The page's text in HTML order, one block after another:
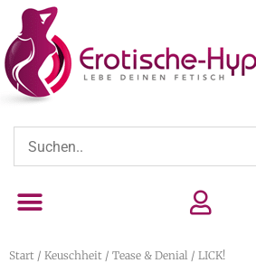
Start / Keuschheit / Tease & Denial / LICK!